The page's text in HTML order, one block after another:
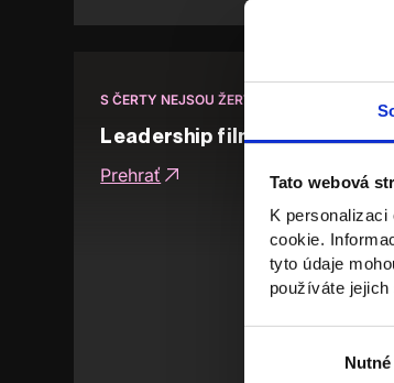
Tato webová
K
cookie.
tyto údaje
používáte jejich
Nutné
S ČERTY NEJSOU ŽERTY | DOPADY SLABÉHO
Leadership filmových postav
Prehrať